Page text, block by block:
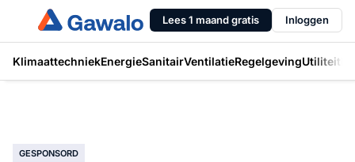
Lees 1 maand gratis Inloggen
KlimaattechniekEnergieSanitairVentilatieRegelgevingUtiliteit
GESPONSORD